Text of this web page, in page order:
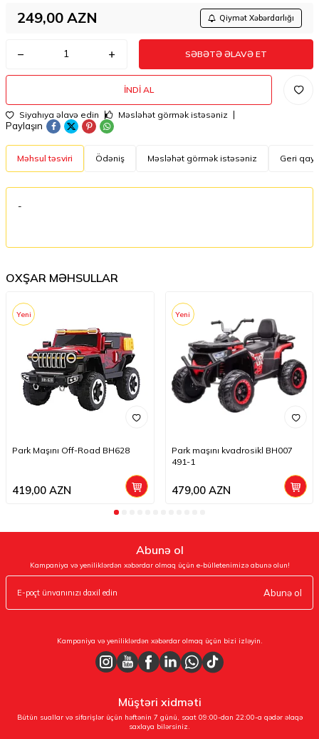
249,00 AZN Qiymət Xəbərdarlığı
SƏBƏTƏ ƏLAVƏ ET
İNDI AL
Siyahıya əlavə edin Məsləhət görmək istəsəniz
Paylaşın
Məhsul təsviri Ödəniş Məsləhət görmək istəsəniz Geri
-
OXŞAR MƏHSULLAR
Yeni
Park Maşını Off-Road BH628
419,00 AZN
Yeni
Park maşını kvadrosikl BH007
491-1
479,00AZN
Abunə ol
Kampaniya və yeniliklərdən xəbərdar olmaq üçün e-bülletenimizə abunə olun!
Abunə ol
Kampaniya və yeniliklərdən xəbərdar olmaq üçün bizi izləyin.
Müştəri xidməti
Bütün suallar və sifarişlər üçün həftənin 7 günü, saat 09:00-dan 22:00-a qədər əlaqə
saxlaya bilərsiniz.